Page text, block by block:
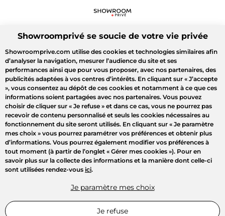
Showroomprivé se soucie de votre vie privée
Showroomprive.com utilise des cookies et technologies similaires afin
d’analyser la navigation, mesurer l’audience du site et ses
performances ainsi que pour vous proposer, avec nos partenaires, des
publicités adaptées à vos centres d’intérêts. En cliquant sur « J’accepte
», vous consentez au dépôt de ces cookies et notamment à ce que ces
informations soient partagées avec nos partenaires. Vous pouvez
choisir de cliquer sur « Je refuse » et dans ce cas, vous ne pourrez pas
recevoir de contenu personnalisé et seuls les cookies nécessaires au
fonctionnement du site seront utilisés. En cliquant sur « Je paramètre
mes choix » vous pourrez paramétrer vos préférences et obtenir plus
d’informations. Vous pourrez également modifier vos préférences à
tout moment (à partir de l’onglet « Gérer mes cookies »). Pour en
savoir plus sur la collecte des informations et la manière dont celle-ci
sont utilisées rendez-vous ici.
Je paramètre mes choix
Je refuse